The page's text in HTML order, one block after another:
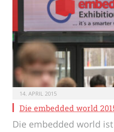
14. APRIL 2015
Die embedded world
Die embedded world